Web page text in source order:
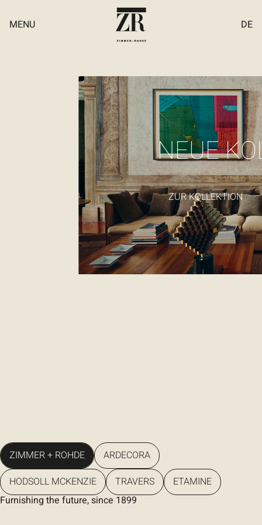
MENU
Datenschutz
Händler & Showrooms
Cookie-Einstellungen
Impressum
Contract
Partner-Portal
DE
NEUE
ZUR KOLLEKTION
ZIMMER + ROHDE
ARDECORA
HODSOLL MCKENZIE
TRAVERS
ETAMINE
Furnishing the future, since 1899